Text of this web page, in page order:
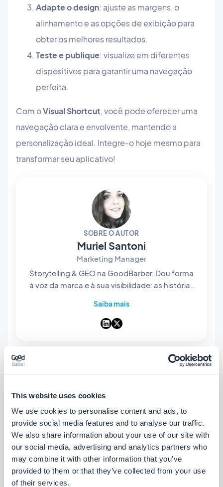
This website uses cookies
We use cookies to personalise content and ads, to
provide social media features and to analyse our traffic.
We also share information about your use of our site with
our social media, advertising and analytics partners who
may combine it with other information that you’ve
provided to them or that they’ve collected from your use
of their services.
Adapte o design: ajuste as margens, o
alinhamento e as opções de exibição para
obter os melhores resultados.
Teste e publique: visualize em diferentes
dispositivos para garantir uma navegação
perfeita.
Com oVisual Shortcut, você pode oferecer uma
navegação clara e envolvente, mantendo a
personalização ideal. Integre-o hoje mesmo para
transformar seu aplicativo!
SOBRE O AUTOR
Muriel Santoni
Marketing Manager
Storytelling & GEO na GoodBarber. Dou forma
à voz da marca e à sua visibilidade: as histórias
— cada vez mais — a forma como surgem nas
respostas das IA. Contadora de histórias de
Saiba mais